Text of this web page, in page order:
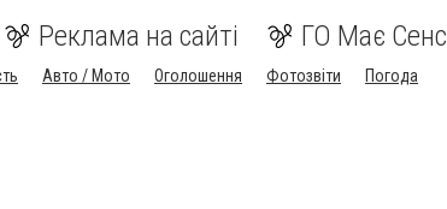
Реклама на сайті ГО Має Сенс
Авто / Мото Оголошення Фотозвіти
Погода